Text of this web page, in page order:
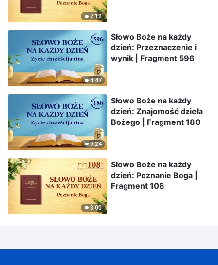
7:12
4:47
Słowo Boże na każdy
dzień: Przeznaczenie i
wynik | Fragment 596
9:24
Słowo Boże na każdy
dzień: Znajomość dzieła
Bożego | Fragment 180
8:00
Słowo Boże na każdy
dzień: Poznanie Boga |
Fragment 108